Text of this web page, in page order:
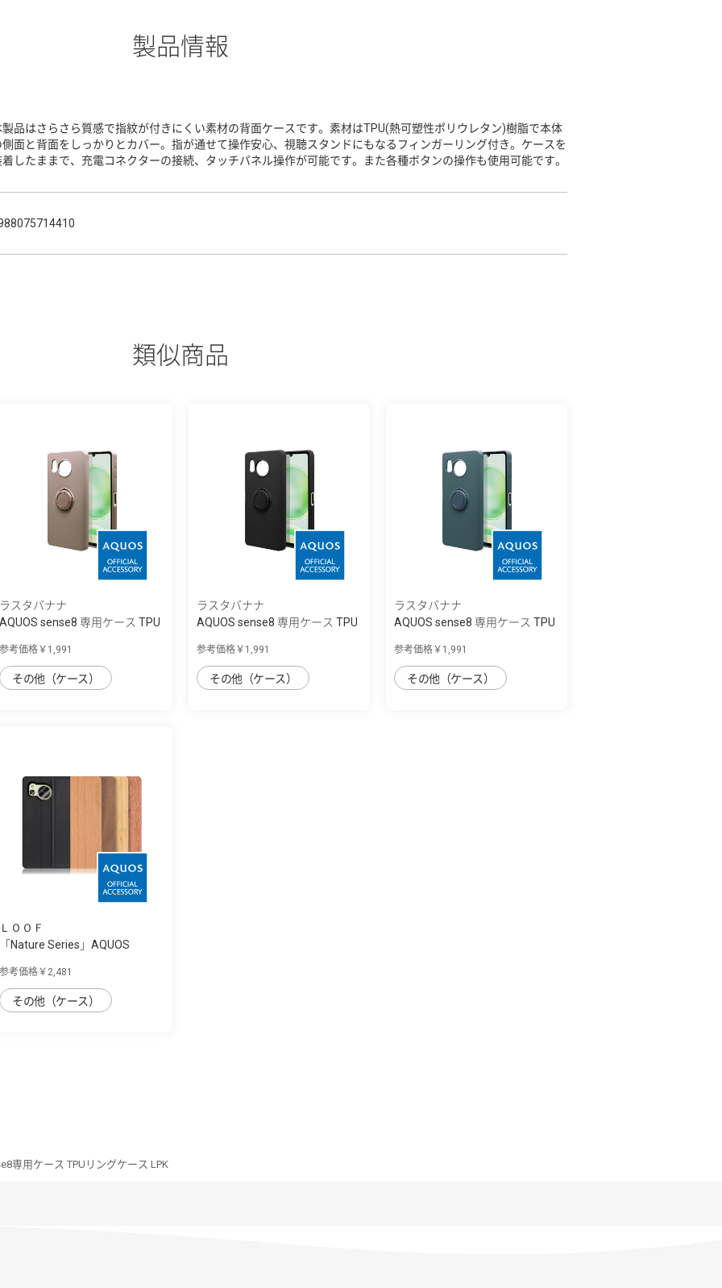
製品情報
製品はさらさら質感で指紋が付きにくい素材の背面ケースです。素材はTPU(熱可塑性ポリウレタン)樹脂で本体
側面と背面をしっかりとカバー。指が通せて操作安心、視聴スタンドにもなるフィンガーリング付き。ケースを
着したままで、充電コネクターの接続、タッチパネル操作が可能です。また各種ボタンの操作も使用可能です。
類似商品
ラスタバナナ
AQUOS sense8 専用ケース TPU
参考価格￥1,991
その他（ケース）
ラスタバナナ
AQUOS sense8 専用ケース TPU
参考価格￥1,991
その他（ケース）
ラスタバナナ
AQUOS sense8 専用ケース TPU
参考価格￥1,991
その他（ケース）
ＬＯＯＦ
「Nature Series」AQUOS
参考価格￥2,481
その他（ケース）
専用ケース TPUリングケース LPK